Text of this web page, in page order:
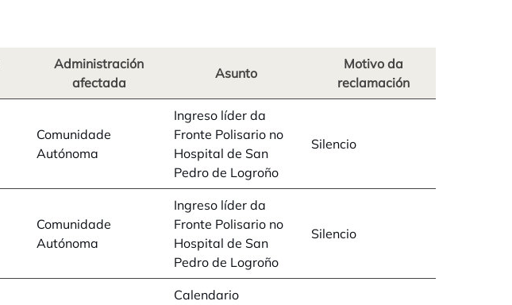
Administración
afectada
Asunto
Motivo da
reclamación
Comunidade
Autónoma
Ingreso líder da
Fronte Polisario no
Hospital de San
Pedro de Logroño
Silencio
Comunidade
Autónoma
Ingreso líder da
Fronte Polisario no
Hospital de San
Pedro de Logroño
Silencio
Calendario